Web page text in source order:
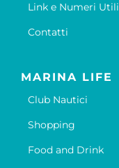
Link e Numeri Utili
Contatti
MARINA LIFE
Club Nautici
Shopping
Food and Drink